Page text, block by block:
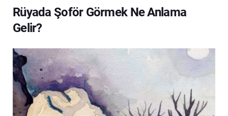
Rüyada Şoför Görmek Ne Anlama
Gelir?